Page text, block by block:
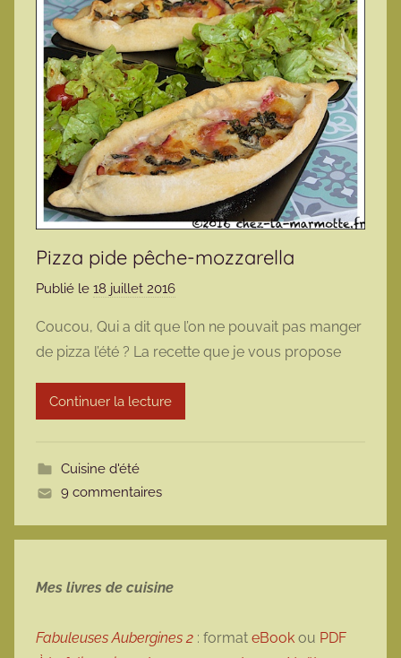
Pizza pide pêche-mozzarella
Publié le 18 juillet 2016
r
m
a
e
Coucou, Qui a dit que l’on ne pouvait pas manger
de pizza l’été ? La recette que je vous propose
Continuer la lecture
Cuisine d'été
9 commentaires
Mes livres de cuisine
Fabuleuses Aubergines 2 : format eBook ou PDF